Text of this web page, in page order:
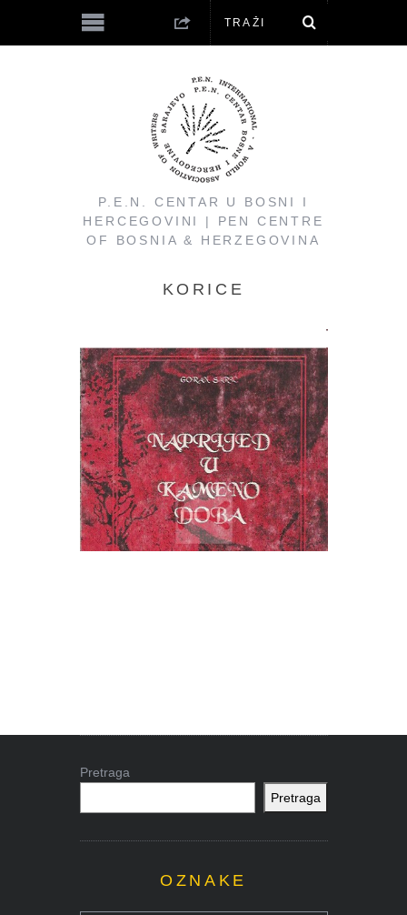
P.E.N. CENTAR U BOSNI I
HERCEGOVINI | PEN CENTRE
OF BOSNIA & HERZEGOVINA
KORICE
Pretraga
Pretraga
OZNAKE